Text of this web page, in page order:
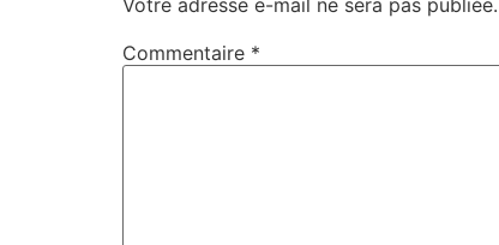
Votre adresse e-mail ne sera pas publiée.
Commentaire *